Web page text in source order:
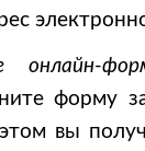
онлайн-
форму
вы